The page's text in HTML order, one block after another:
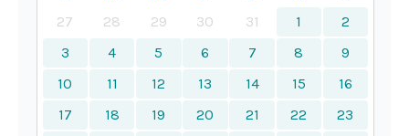
27 28 29 30 31 1
2
3
4 5 6 7 8
9
10
11 12 13 14 15
16
17
18 19 20 21 22
23